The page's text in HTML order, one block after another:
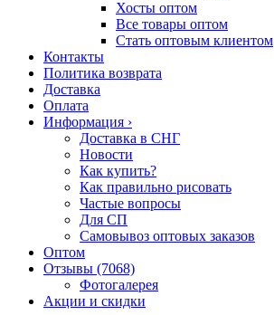
Хосты оптом
Все товары оптом
Стать оптовым клиентом
Контакты
Политика возврата
Доставка
Оплата
Информация ›
Доставка в СНГ
Новости
Как купить?
Как правильно рисовать
Частые вопросы
Для СП
Самовывоз оптовых заказов
Оптом
Отзывы (7068)
Фотогалерея
Акции и скидки